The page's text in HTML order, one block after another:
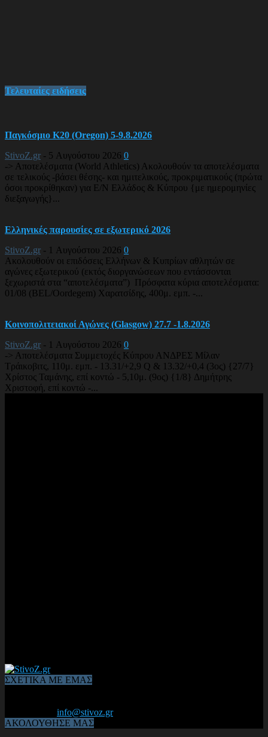
Τελευταίες ειδήσεις
Παγκόσμιο Κ20 (Oregon) 5-9.8.2026
StivoZ.gr - 5 Αυγούστου 2026 0
-> Αποτελέσματα (World Athletics) Ακολουθούν τα αποτελέσματα
σε τελικούς -βάσει θέσης- και ημιτελικούς, προκριματικούς (πρώτα
όσοι προκρίθηκαν) για Ε/Ν Ελλάδος & Κύπρου {με ημερομηνίες
διεξαγωγής}...
Ελληνικές παρουσίες σε εξωτερικό 2026
StivoZ.gr - 1 Αυγούστου 2026 0
Ακολουθούν οι επιδόσεις Ελλήνων & Κυπρίων αθλητών σε
αγώνες εξωτερικού (εκτός διοργανώσεων που εντάσσονται
ξεχωριστά στα “αποτελέσματα”) Πρόσφατα κύρια αποτελέσματα:
01/08 (BEL/Oordegem) Χαρατσίδης, 400μ. εμπ. -...
Κοινοπολιτειακοί Αγώνες (Glasgow) 27.7 -1.8.2026
StivoZ.gr - 1 Αυγούστου 2026 0
-> Αποτελέσματα Συμμετοχές Κύπρου ΑΝΔΡΕΣ Μίλαν
Τράικοβιτς, 110μ. εμπ. - 13.31/+2,9 Q & 13.32/+0,4 (3ος) {27/7}
Χρίστος Ταμάνης, επί κοντώ - 5,10μ. (9ος) {1/8} Δημήτρης
Χριστοφή, επί κοντώ -...
ΣΧΕΤΙΚΑ ΜΕ ΕΜΑΣ
info@stivoz.gr
ΑΚΟΛΟΥΘΗΣΕ ΜΑΣ